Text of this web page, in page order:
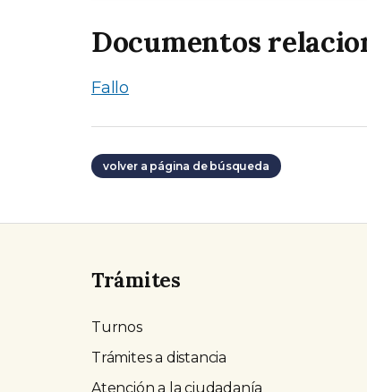
Documentos
Fallo
volver a página de búsqueda
Trámites
Turnos
Trámites a distancia
Atención a la ciudadanía